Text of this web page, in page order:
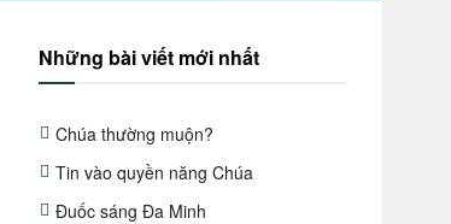
Những bài viết mới nhất
Chúa thường muộn?
Tin vào quyền năng Chúa
Đuốc sáng Đa Minh